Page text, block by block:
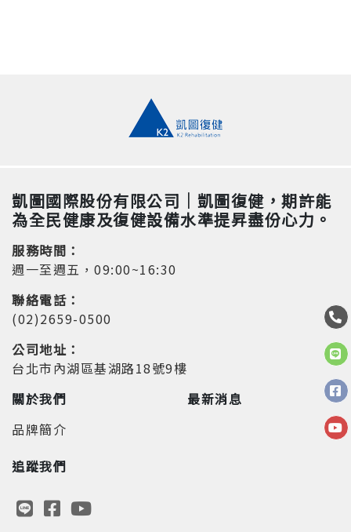
凱圖國際股份有限公司｜凱圖復健，期許能
為全民健康及復健設備水準提昇盡份心力。
服務時間：
週一至週五，09:00~16:30
聯絡電話：
(02)2659-0500
公司地址：
台北市內湖區基湖路18號9樓
關於我們
品牌簡介
最新消息
追蹤我們